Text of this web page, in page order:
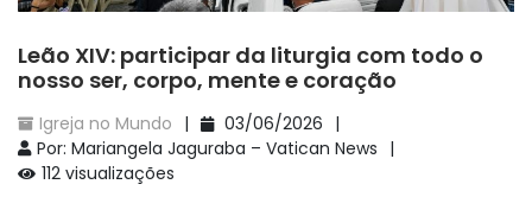
Leão XIV: participar da liturgia com todo o
nosso ser, corpo, mente e coração
Igreja no Mundo
03/06/2026
Por: Mariangela Jaguraba – Vatican News
112 visualizações